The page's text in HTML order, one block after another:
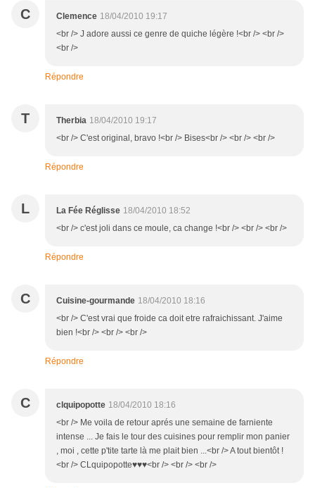
C Clemence 18/04/2010 19:17
<br /> J adore aussi ce genre de quiche légère !<br /> <br />
<br />
Répondre
T Therbia 18/04/2010 19:17
<br /> C'est original, bravo !<br /> Bises<br /> <br /> <br />
Répondre
L La Fée Réglisse 18/04/2010 18:52
<br /> c'est joli dans ce moule, ca change !<br /> <br /> <br />
Répondre
C Cuisine-gourmande 18/04/2010 18:16
<br /> C'est vrai que froide ca doit etre rafraichissant. J'aime
bien !<br /> <br /> <br />
Répondre
C clquipopotte 18/04/2010 18:16
<br /> Me voila de retour aprés une semaine de farniente
intense ... Je fais le tour des cuisines pour remplir mon panier
, moi , cette p'tite tarte là me plait bien ...<br /> A tout bientôt !
<br /> CLquipopotte♥♥♥<br /> <br /> <br />